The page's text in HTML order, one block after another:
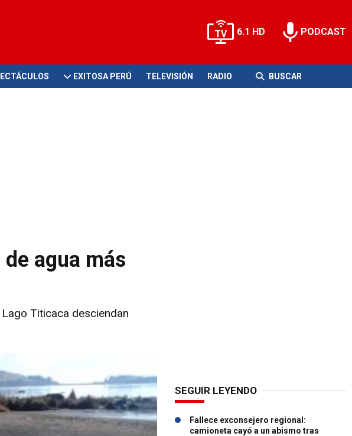
6.1 HD PODCAST
EXITOSA PERÚ TELEVISIÓN RADIO BUSCAR
agua más
Titicaca desciendan
SEGUIR LEYENDO
Fallece exconsejero regional:
camioneta cayó a un abismo tras